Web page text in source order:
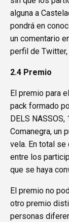
alguna a
pondrá en
un comentario
perfil de
2.4 Premio
El premio para
pack formado
DELS
Comanegra, un
vela. En total se
entre los
que se haya
El premio no
otro premio
personas